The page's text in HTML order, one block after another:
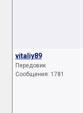
vitaliy89
Передовик
Сообщения: 1781